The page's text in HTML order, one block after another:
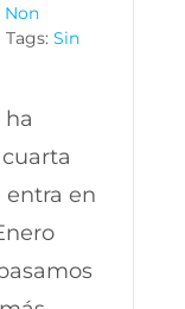
Non
Tags: Sin
entra en